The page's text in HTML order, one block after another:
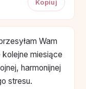
Kopiuj
Wam
miesiące
harmonijnej
stresu.